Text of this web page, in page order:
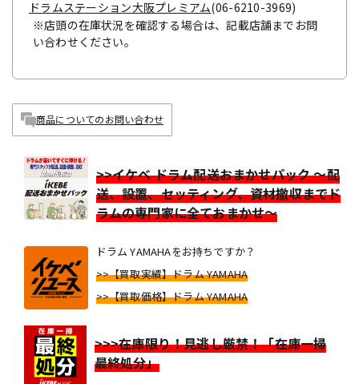
ドラムステーション大阪プレミアム(06-6210-3969)
※店頭の在庫状況を確認する場合は、記載店舗までお問
い合わせください。
商品についてのお問い合わせ
>>イケベ ドラム配送おまかせパック ～配
送、設置、セッティング、資材撤収までド
ラムの専門家に全ておまかせ～
ドラム YAMAHAをお持ちですか？
>>【買取実績】ドラム YAMAHA
>>【買取価格】ドラム YAMAHA
>>>在庫限り！見逃し厳禁！「在庫一掃
最終処分」